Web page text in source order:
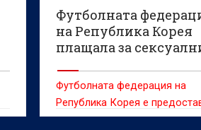
Футболната
на Република Корея
плащала за
Футболната федерация на
Република Корея е
сексуални забавления на